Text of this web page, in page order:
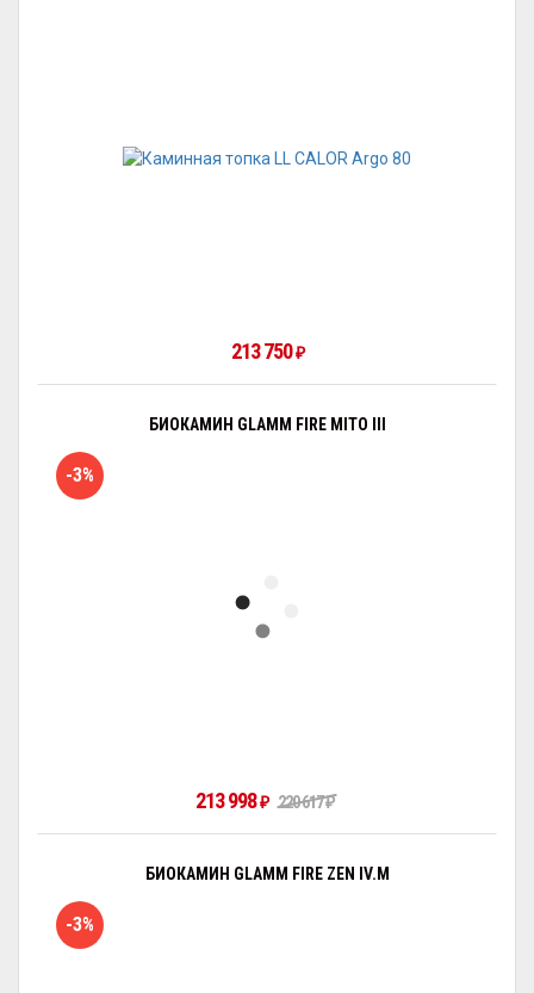
213 750₽
БИОКАМИН GLAMM FIRE MITO III
-3%
213 998₽ 220 617₽
БИОКАМИН GLAMM FIRE ZEN IV.M
-3%